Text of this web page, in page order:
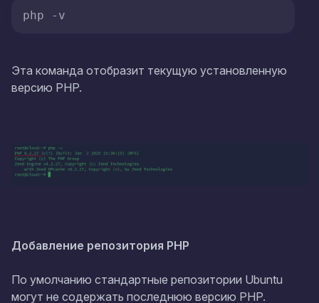
php -v
Эта команда отобразит текущую установленную
версию PHP.
Добавление репозитория PHP
По умолчанию стандартные репозитории Ubuntu
могут не содержать последнюю версию PHP.